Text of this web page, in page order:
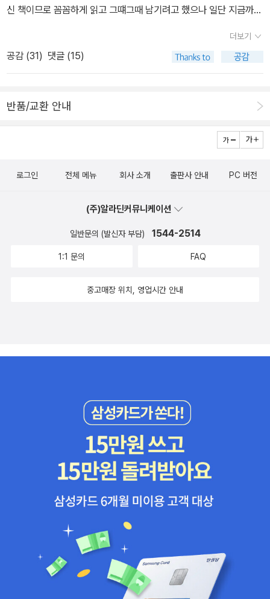
신 책이므로 꼼꼼하게 읽고 그떄그때 남기려고 했으나 일단 지금까지
작가는 어떻게 쓰는가 _ scott님과 blanca님 글 읽고 읽고 싶어서
담아둔 책이라 5월 내에는 읽는 걸 목표로 하고 싶습니다. 글을 쓰려
면 독자로서 글읽기 하지 말고 작가로서 읽어야 한다는 말을 들었는
뜨고자..일단 도서관에서 읽어보고 소장하고 싶으면 살 계획중입니
다.거대한 전환은 자급세미나에서 인간의 조건과 함께 읽기로 한 책
이고, 아마 4월 내에 읽고 5월 이전에 페이퍼를 쓸 예정입니다. 인간
담아둔 책으로 5월 내 완독 목표로 달릴 예정.땡투된줄알고 허겁지겁
혼잣말로 적겠습니다.내 존재에 대해서 그만 사과하라고 스스로에게
필독서로 지정함. 자꾸 쓸모를 증명해서 존재에 사과하지 않으려고
다고 한다. 자기 자신에 관해 고민하지 않을 수 있어야 우울하지 않은
공쟝쟝님께 추천받은 책으로 이 책도 완독 목표리스트에 넣는 것으로
실제로 지능이 아니라 가중치가 부여된 신경망인 것으로, 어휘를 바
꾸자는 시도가 있는 것으로 안다, 머신러닝 = 머신컨디셔닝 등으로.)
에 넣을 데이터에 인종차별적, 여성혐오적 발언이나 욕설이 섞이지
않도록 걸러내는 노동을 하면서 트라우마에 시달리면서도, 제값을 받
지 못하는 제 3세계 노동자들에 대한 책인것으로 추측하고 있다.. 기
사로는 본 적 있다. http://www.mediatoday.co.kr/news/article
View.html?idxno=308715 마르틴 베크 시리즈 신간 나왔던데..
그건 나중에 읽더라도 5월 내에는 잠긴 방은 완독하는 걸로. 장애학
의 도전 이 책은 이유는 없지만 제 안의 필독서입니다. 장애를 다른 시
각으로 볼 수 있는 근거를 요즘 수집하는 중이다. 인간들의 은밀한 기
억 이 책은 스포를 일부 보고 난 이후 손이 잘 안가는 책이다. 그렇지
만 샀으니 빨리 읽어야 한다. 5월 필독(?)도서. 이 책들도 읽으려 했
더보기
공감 (31) 댓글 (15)
반품/교환 안내
로그인 전체 메뉴 회사 소개 출판사 안내 PC 버전
(주)알라딘커뮤니케이션
일반문의 (발신자 부담) 1544-2514
1:1 문의 FAQ
중고매장 위치, 영업시간 안내